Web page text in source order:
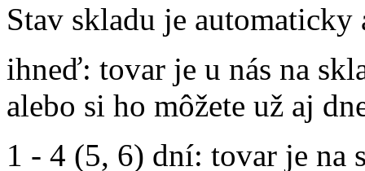
Stav skladu je
ihneď: tovar je u nás na
alebo si ho môžete už aj
1 - 4 (5, 6) dní: tovar je na